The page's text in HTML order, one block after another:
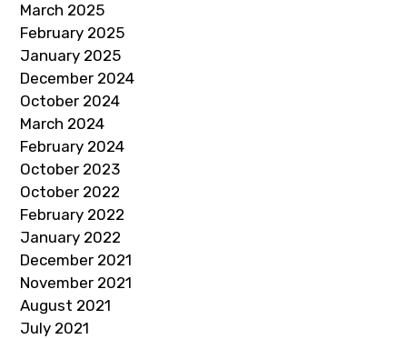
March 2025
February 2025
January 2025
December 2024
October 2024
March 2024
February 2024
October 2023
October 2022
February 2022
January 2022
December 2021
November 2021
August 2021
July 2021